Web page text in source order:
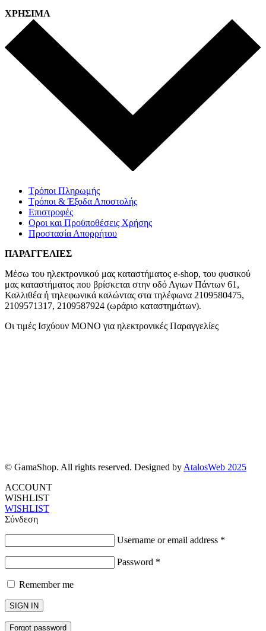
ΧΡΗΣΙΜΑ
Τρόποι Πληρωμής
Τρόποι & Έξοδα Αποστολής
Επιστροφές
Οροι και Προϋποθέσεις Χρήσης
Προστασία Απορρήτου
ΠΑΡΑΓΓΕΛΙΕΣ
Μέσω του ηλεκτρονικού μας καταστήματος e-shop, του φυσικού
μας καταστήματος που βρίσκεται στην οδό Αγιων Πάντων 61,
Καλλιθέα ή τηλεφωνικά καλώντας στα τηλέφωνα 2109580475,
2109571317, 2109587924 (ωράριο καταστημάτων).
Οι τιμές Ισχύουν ΜΟΝΟ για ηλεκτρονικές Παραγγελίες
© GamaShop. All rights reserved. Designed by AtalosWeb 2025
ACCOUNT
WISHLIST
WISHLIST
Σύνδεση
Username or email address *
Password *
Remember me
SIGN IN
Forgot password